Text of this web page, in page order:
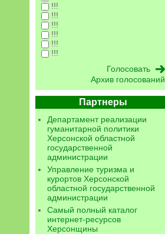
!!!
!!!
!!!
!!!
!!!
!!!
Архив голосований
Партнеры
Департамент реализации
гуманитарной политики
Херсонской областной
государственной
администрации
Управление туризма и
курортов Херсонской
областной государственной
администрации
Самый полный каталог
интернет-ресурсов
Херсонщины